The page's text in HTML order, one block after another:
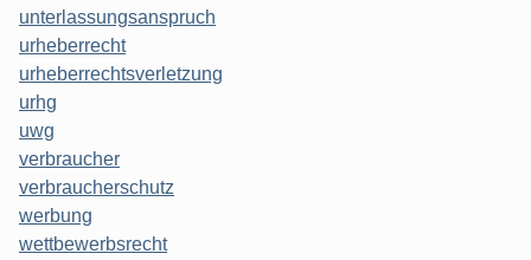
unterlassungsanspruch
urheberrecht
urheberrechtsverletzung
urhg
uwg
verbraucher
verbraucherschutz
werbung
wettbewerbsrecht